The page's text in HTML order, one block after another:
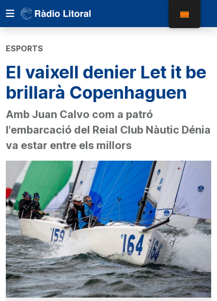
ESPORTS
El vaixell denier Let it be
brillarà Copenhaguen
Amb Juan Calvo com a patró
l'embarcació del Reial Club Nàutic Dénia
va estar entre els millors